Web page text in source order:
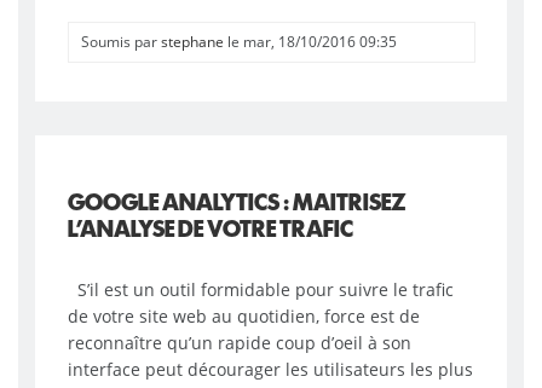
Soumis parstephane le mar, 18/10/2016 09:35
GOOGLE ANALYTICS : MAITRISEZ
L’ANALYSE DE VOTRE TRAFIC
S’il est un outil formidable pour suivre le trafic
de votre site web au quotidien, force est de
reconnaître qu’un rapide coup d’oeil à son
interface peut décourager les utilisateurs les plus